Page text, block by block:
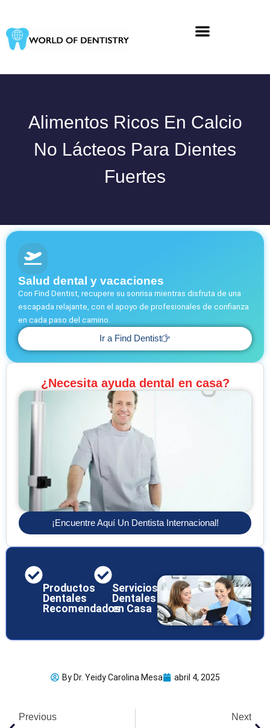
contenido
Alimentos Ricos En Calcio
No Lácteos Para Dientes
Fuertes
Salud dental y vacaciones
Con Find Dentist, recupere su sonrisa mientras disfruta de una
escapada relajante, con el apoyo de profesionales de confianza
en cada paso del camino.
Ir a Find Dentist
¿Necesita ayuda dental en casa?
¡Encuentre Aquí Un Dentista Internacional!
Productos
Dentales
Recomendados
Servicios
Dentales
en Casa
ByDr. Yeidy Carolina Mesa abril 4, 2025
Previous Next